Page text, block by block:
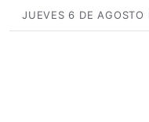
JUEVES 6 DE AGOSTO